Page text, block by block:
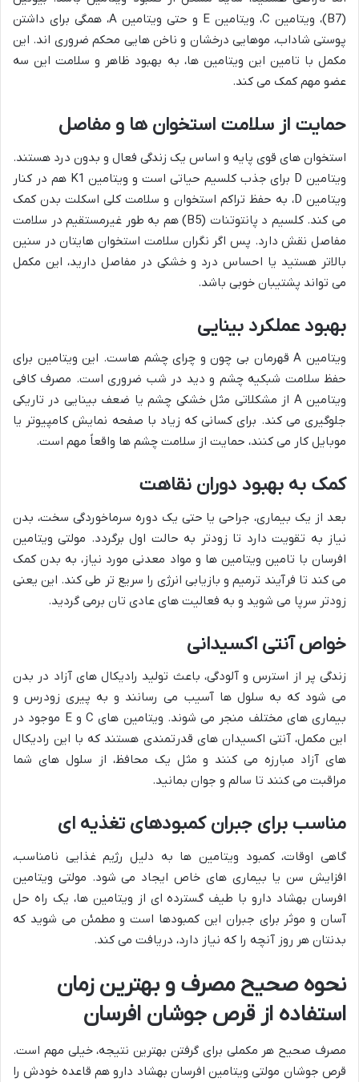
(B7)، ویتامین C، ویتامین E و حتی ویتامین A، همگی برای داشتن
پوستی شاداب، موهایی درخشان و ناخن هایی محکم ضروری اند. این
مکمل با تامین این ویتامین ها، به بهبود ظاهر و سلامت این سه
عضو مهم کمک می کند.
حمایت از سلامت استخوان ها و مفاصل
استخوان های قوی پایه و اساس یک زندگی فعال و بدون درد هستند.
ویتامین D برای جذب کلسیم حیاتی است و ویتامین K1 هم در کنار
ویتامین D، به حفظ تراکم استخوان و سلامت کلی اسکلت بدن کمک
می کند. کلسیم د پانتوتنات (B5) هم به طور غیرمستقیم در سلامت
مفاصل نقش دارد. پس اگر نگران سلامت استخوان هایتان در سنین
بالاتر هستید یا احساس درد و خشکی در مفاصل دارید، این مکمل
می تواند پشتیبان خوبی باشد.
بهبود عملکرد بینایی
ویتامین A قهرمان بی چون و چرای چشم هاست. این ویتامین برای
حفظ سلامت شبکیه چشم و دید در شب ضروری است. مصرف کافی
ویتامین A از مشکلاتی مثل خشکی چشم یا ضعف بینایی در تاریکی
جلوگیری می کند. برای کسانی که زیاد با صفحه نمایش کامپیوتر یا
موبایل کار می کنند، حمایت از سلامت چشم ها واقعاً مهم است.
کمک به بهبود دوران نقاهت
بعد از یک بیماری، جراحی یا حتی یک دوره سرماخوردگی سخت، بدن
نیاز به تقویت دارد تا زودتر به حالت اول برگردد. مولتی ویتامین
افرسان با تامین ویتامین ها و مواد معدنی مورد نیاز، به بدن کمک
می کند تا فرآیند ترمیم و بازیابی انرژی را سریع تر طی کند. این یعنی
زودتر سرپا می شوید و به فعالیت های عادی تان برمی گردید.
خواص آنتی اکسیدانی
زندگی پر از استرس و آلودگی، باعث تولید رادیکال های آزاد در بدن
می شود که به سلول ها آسیب می رسانند و به پیری زودرس و
بیماری های مختلف منجر می شوند. ویتامین های C و E موجود در
این مکمل، آنتی اکسیدان های قدرتمندی هستند که با این رادیکال
های آزاد مبارزه می کنند و مثل یک محافظ، از سلول های شما
مراقبت می کنند تا سالم و جوان بمانید.
مناسب برای جبران کمبودهای تغذیه ای
گاهی اوقات، کمبود ویتامین ها به دلیل رژیم غذایی نامناسب،
افزایش سن یا بیماری های خاص ایجاد می شود. مولتی ویتامین
افرسان بهشاد دارو با طیف گسترده ای از ویتامین ها، یک راه حل
آسان و موثر برای جبران این کمبودها است و مطمئن می شوید که
بدنتان هر روز آنچه را که نیاز دارد، دریافت می کند.
نحوه صحیح مصرف و بهترین زمان
استفاده از قرص جوشان افرسان
مصرف صحیح هر مکملی برای گرفتن بهترین نتیجه، خیلی مهم است.
قرص جوشان مولتی ویتامین افرسان بهشاد دارو هم قاعده خودش را